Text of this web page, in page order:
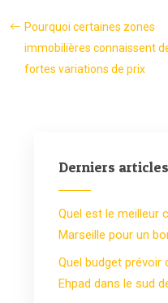
Pourquoi certaines zones
immobilières connaissent
fortes variations de prix
Derniers articles
Quel est le meilleur
Marseille pour un
Quel budget prévoir
Ehpad dans le sud